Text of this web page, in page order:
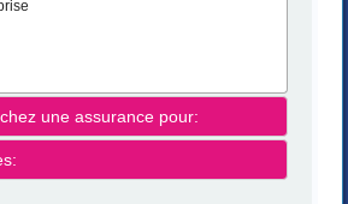
une assurance pour: